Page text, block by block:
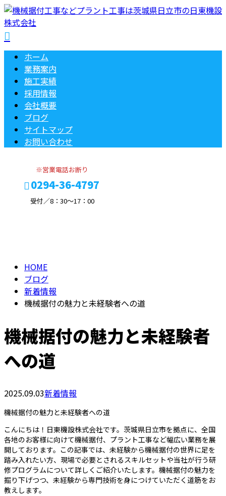
ホーム
業務案内
施工実績
採用情報
会社概要
ブログ
サイトマップ
お問い合わせ
※営業電話お断り
0294-36-4797
受付／8：30～17：00
HOME
ブログ
新着情報
機械据付の魅力と未経験者への道
機械据付の魅力と未経験者
への道
2025.09.03新着情報
機械据付の魅力と未経験者への道
こんにちは！日東機設株式会社です。茨城県日立市を拠点に、全国
各地のお客様に向けて機械据付、プラント工事など幅広い業務を展
開しております。この記事では、未経験から機械据付の世界に足を
踏み入れたい方、現場で必要とされるスキルセットや当社が行う研
修プログラムについて詳しくご紹介いたします。機械据付の魅力を
掘り下げつつ、未経験から専門技術を身につけていただく道筋をお
教えします。